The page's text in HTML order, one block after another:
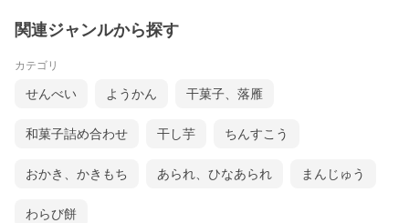
関連ジャンルから探す
カテゴリ
せんべい ようかん 干菓子、落雁
和菓子詰め合わせ 干し芋 ちんすこう
おかき、かきもち あられ、ひなあられ まんじゅう
わらび餅